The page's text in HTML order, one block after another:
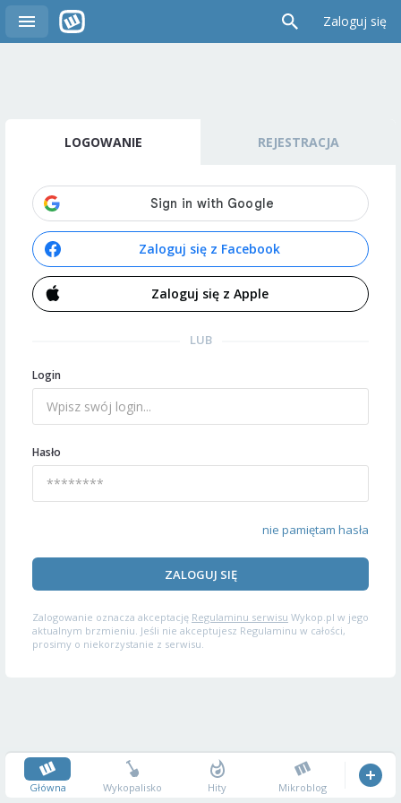
Zaloguj się
LOGOWANIE REJESTRACJA
Zaloguj się z Facebook
Zaloguj się z Apple
LUB
Login
Hasło
nie pamiętam hasła
ZALOGUJ SIĘ
Zalogowanie oznacza akceptację Regulaminu serwisu Wykop.pl w jego
aktualnym brzmieniu. Jeśli nie akceptujesz Regulaminu w całości,
prosimy o niekorzystanie z serwisu.
Główna Wykopalisko Hity Mikroblog